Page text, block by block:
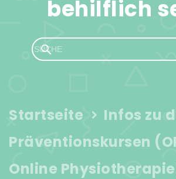
behilflich
Startseite
Infos zu
Präventionskursen
Online